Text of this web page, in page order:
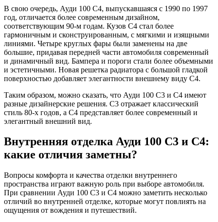
В свою очередь, Ауди 100 С4, выпускавшаяся с 1990 по 1997
год, отличается более современным дизайном,
соответствующим 90-м годам. Кузов С4 стал более
гармоничным и сконструированным, с мягкими и изящными
линиями. Четыре круглых фары были заменены на две
большие, придавая передней части автомобиля современный
и динамичный вид. Бампера и пороги стали более объемными
и эстетичными. Новая решетка радиатора с большой гладкой
поверхностью добавляет элегантности внешнему виду С4.
Таким образом, можно сказать, что Ауди 100 С3 и С4 имеют
разные дизайнерские решения. С3 отражает классический
стиль 80-х годов, а С4 представляет более современный и
элегантный внешний вид.
Внутренняя отделка Ауди 100 С3 и С4:
какие отличия заметны?
Вопросы комфорта и качества отделки внутреннего
пространства играют важную роль при выборе автомобиля.
При сравнении Ауди 100 С3 и С4 можно заметить несколько
отличий во внутренней отделке, которые могут повлиять на
ощущения от вождения и путешествий.